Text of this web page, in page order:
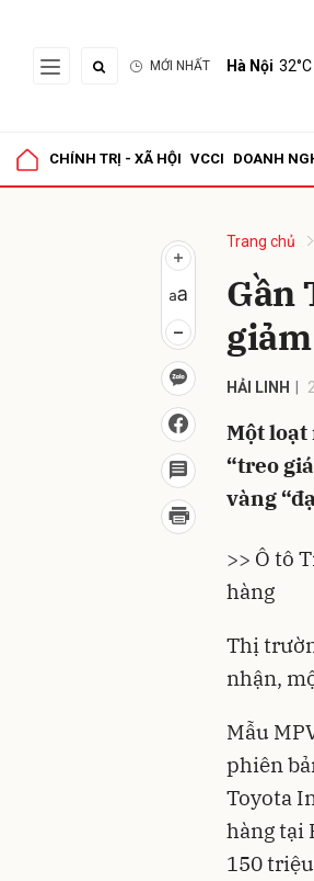
MỚI NHẤT Hà Nội 32°C
CHÍNH TRỊ - XÃ HỘI VCCI DOANH
Trang chủ
Gần
HẢI LINH
Một loạt
“treo
vàng
>> Ô tô
hàng
Thị
nhận,
Mẫu
phiên
Toyota
hàng tại
150